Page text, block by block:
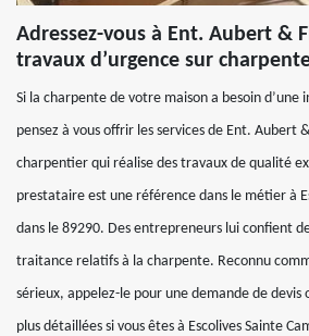
Adressez-vous à Ent. Aubert &
travaux d’urgence sur
Si la charpente de votre maison a besoin d’une
pensez à vous offrir les services de Ent. Aubert
charpentier qui réalise des travaux de qualité
prestataire est une référence dans le métier à
dans le 89290. Des entrepreneurs lui confient
traitance relatifs à la charpente. Reconnu
sérieux, appelez-le pour une demande de devis
plus détaillées si vous êtes à Escolives Sainte